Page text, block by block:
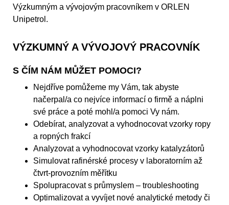
Výzkumným a vývojovým pracovníkem v ORLEN
Unipetrol.
VÝZKUMNÝ A VÝVOJOVÝ PRACOVNÍK
S ČÍM NÁM MŮŽET POMOCI?
Nejdříve pomůžeme my Vám, tak abyste
načerpal/a co nejvíce informací o firmě a náplni
své práce a poté mohl/a pomoci Vy nám.
Odebírat, analyzovat a vyhodnocovat vzorky ropy
a ropných frakcí
Analyzovat a vyhodnocovat vzorky katalyzátorů
Simulovat rafinérské procesy v laboratorním až
čtvrt-provozním měřítku
Spolupracovat s průmyslem – troubleshooting
Optimalizovat a vyvíjet nové analytické metody či